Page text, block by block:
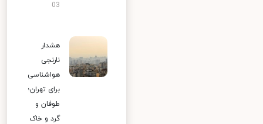
03
هشدار
نارنجی
هواشناسی
برای تهران؛
طوفان و
گرد و خاک